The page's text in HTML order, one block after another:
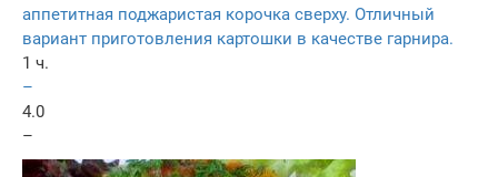
аппетитная поджаристая корочка сверху. Отличный
вариант приготовления картошки в качестве гарнира.
1 ч.
–
4.0
–